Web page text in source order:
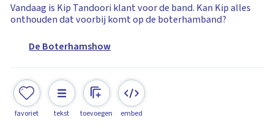
Vandaag is Kip Tandoori klant voor de band. Kan Kip alles
onthouden dat voorbij komt op de boterhamband?
De Boterhamshow
favoriet tekst toevoegen embed